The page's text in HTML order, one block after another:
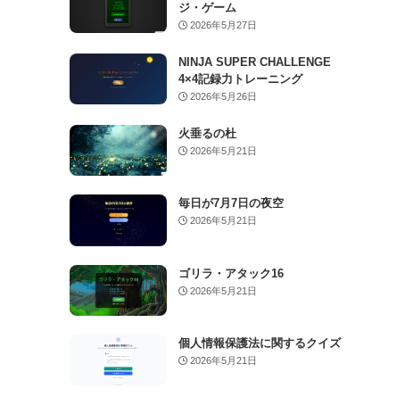
ジ・ゲーム
2026年5月27日
NINJA SUPER CHALLENGE
4×4記録力トレーニング
2026年5月26日
火垂るの杜
2026年5月21日
毎日が7月7日の夜空
2026年5月21日
ゴリラ・アタック16
2026年5月21日
個人情報保護法に関するクイズ
2026年5月21日